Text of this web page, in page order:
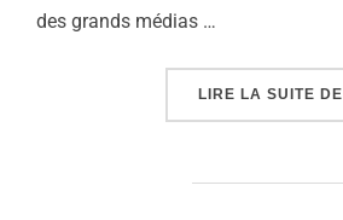
des grands médias …
LIRE LA SUITE DE